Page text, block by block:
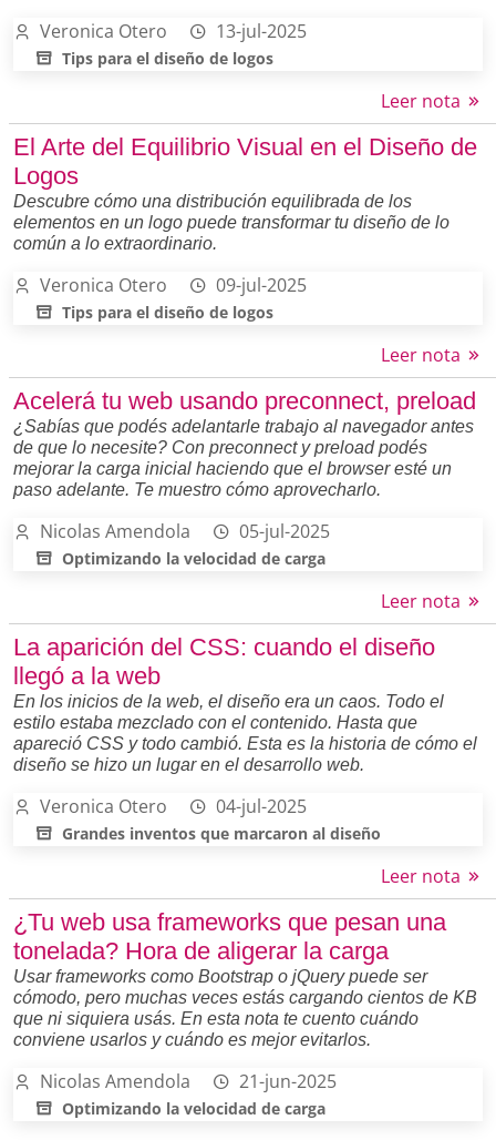
Veronica Otero 13-jul-2025
Tips para el diseño de logos
Leer nota
El Arte del Equilibrio Visual en el Diseño de
Logos
Descubre cómo una distribución equilibrada de los
elementos en un logo puede transformar tu diseño de lo
común a lo extraordinario.
Veronica Otero 09-jul-2025
Tips para el diseño de logos
Leer nota
Acelerá tu web usando preconnect, preload
¿Sabías que podés adelantarle trabajo al navegador antes
de que lo necesite? Con preconnect y preload podés
mejorar la carga inicial haciendo que el browser esté un
paso adelante. Te muestro cómo aprovecharlo.
Nicolas Amendola 05-jul-2025
Optimizando la velocidad de carga
Leer nota
La aparición del CSS: cuando el diseño
llegó a la web
En los inicios de la web, el diseño era un caos. Todo el
estilo estaba mezclado con el contenido. Hasta que
apareció CSS y todo cambió. Esta es la historia de cómo el
diseño se hizo un lugar en el desarrollo web.
Veronica Otero 04-jul-2025
Grandes inventos que marcaron al diseño
Leer nota
¿Tu web usa frameworks que pesan una
tonelada? Hora de aligerar la carga
Usar frameworks como Bootstrap o jQuery puede ser
cómodo, pero muchas veces estás cargando cientos de KB
que ni siquiera usás. En esta nota te cuento cuándo
conviene usarlos y cuándo es mejor evitarlos.
Nicolas Amendola 21-jun-2025
Optimizando la velocidad de carga